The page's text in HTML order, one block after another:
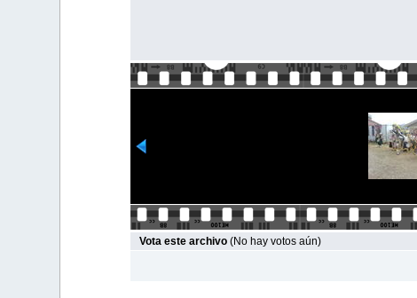
Vota este archivo (No hay votos aún)